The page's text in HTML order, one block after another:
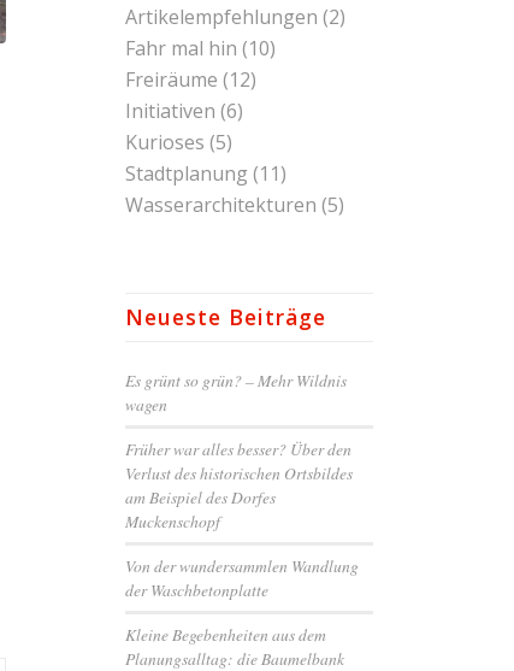
Artikelempfehlungen (2)
Fahr mal hin (10)
Freiräume (12)
Initiativen (6)
Kurioses (5)
Stadtplanung (11)
Wasserarchitekturen (5)
Neueste Beiträge
Es grünt so grün? – Mehr Wildnis
wagen
Früher war alles besser? Über den
Verlust des historischen Ortsbildes
am Beispiel des Dorfes
Muckenschopf
Von der wundersammlen Wandlung
der Waschbetonplatte
Kleine Begebenheiten aus dem
Planungsalltag: die Baumelbank